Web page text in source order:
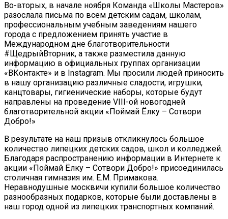
Во-вторых, в начале ноября Команда «Школы Мастеров»
разослала письма по всем детским садам, школам,
профессиональным учебным заведениям нашего
города с предложением принять участие в
Международном дне благотворительности
#ЩедрыйВторник, а также разместила данную
информацию в официальных группах организации
«ВКонтакте» и в Instagram. Мы просили людей приносить
в нашу организацию различные сладости, игрушки,
канцтовары, гигиенические наборы, которые будут
направлены на проведение VIII-ой новогодней
благотворительной акции «Поймай Ёлку – Сотвори
Добро!»
В результате на наш призыв откликнулось большое
количество липецких детских садов, школ и колледжей.
Благодаря распространению информации в Интернете к
акции «Поймай Ёлку – Сотвори Добро!» присоединилась
столичная гимназия им. Е.М. Примакова.
Неравнодушные москвичи купили большое количество
разнообразных подарков, которые были доставлены в
наш город одной из липецких транспортных компаний.